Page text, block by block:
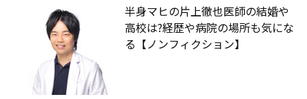
半身マヒの片上徹也医師の結婚や
高校は?経歴や病院の場所も気にな
る【ノンフィクション】